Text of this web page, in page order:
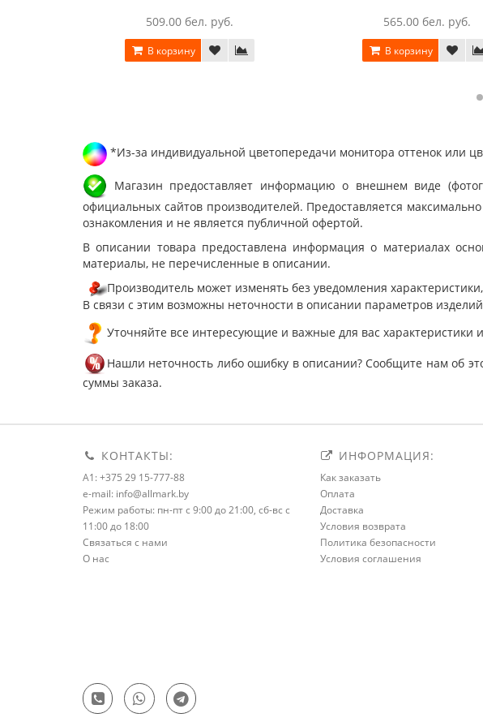
509.00 бел. руб.
В корзину
565.00 бел. руб.
В корзину
*Из-за индивидуальной цветопередачи монитора оттенок или
Магазин предоставляет информацию о внешнем виде
официальных сайтов производителей. Предоставляется
ознакомления и не является публичной офертой.
В описании товара предоставлена информация о материалах
материалы, не перечисленные в описании.
Производитель может изменять без уведомления
В связи с этим возможны неточности в описании параметров
Уточняйте все интересующие и важные для вас характеристики
Нашли неточность либо ошибку в описании? Сообщите нам об
суммы заказа.
КОНТАКТЫ:
A1: +375 29 15-777-88
e-mail: info@allmark.by
Режим работы: пн-пт с 9:00 до 21:00, сб-вс с
11:00 до 18:00
Связаться с нами
О нас
ИНФОРМАЦИЯ:
Как заказать
Оплата
Доставка
Условия возврата
Политика безопасности
Условия соглашения